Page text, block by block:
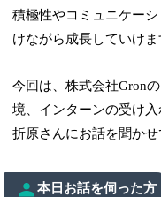
積極性やコミュニケー
けながら成長していけま
今回は、株式会社Gron
境、インターンの受け
折原さんにお話を聞かせ
本日お話を伺った方